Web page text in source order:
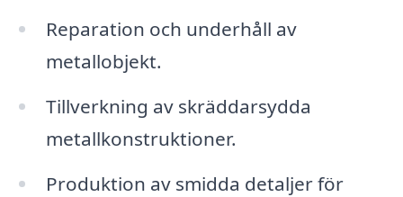
Reparation och underhåll av
metallobjekt.
Tillverkning av skräddarsydda
metallkonstruktioner.
Produktion av smidda detaljer för